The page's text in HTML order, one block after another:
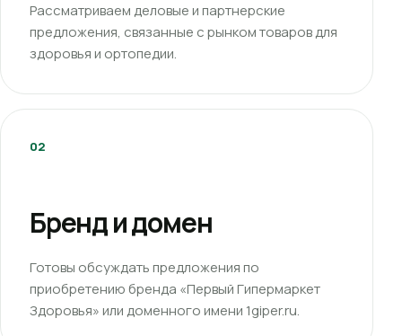
Рассматриваем деловые и партнерские
предложения, связанные с рынком товаров для
здоровья и ортопедии.
02
Бренд и домен
Готовы обсуждать предложения по
приобретению бренда «Первый Гипермаркет
Здоровья» или доменного имени 1giper.ru.